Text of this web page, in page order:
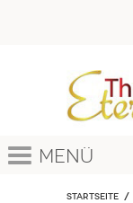
Menü
Startseite